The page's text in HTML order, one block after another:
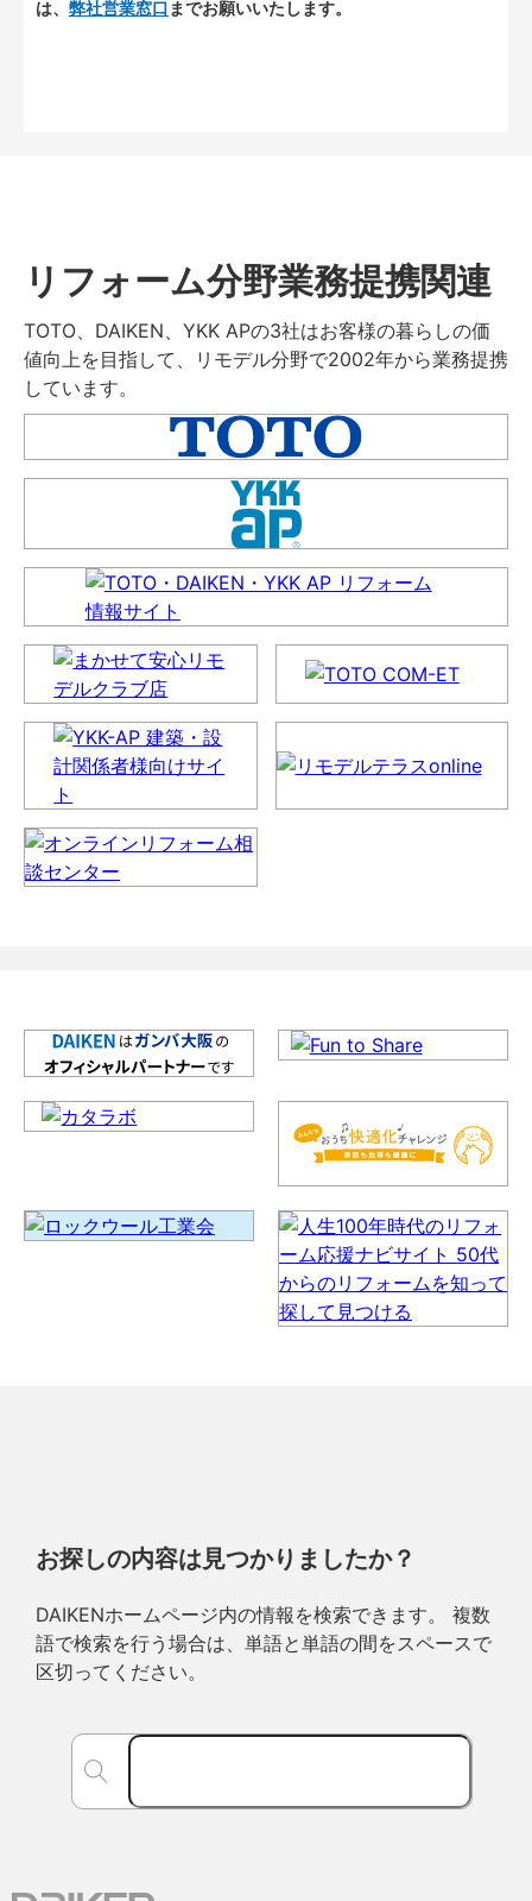
は、 弊社営業窓口 までお願いいたします。
リフォーム分野業務提携関連
TOTO、DAIKEN、YKK APの3社はお客様の暮らしの価
値向上を目指して、リモデル分野で2002年から業務提携
しています。
お探しの内容は見つかりましたか？
DAIKENホームページ内の情報を検索できます。 複数
語で検索を行う場合は、単語と単語の間をスペースで
区切ってください。